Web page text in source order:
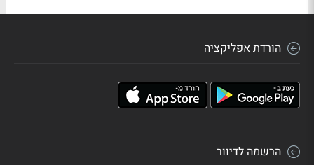
הורדת אפליקציה
הרשמה לדיוור